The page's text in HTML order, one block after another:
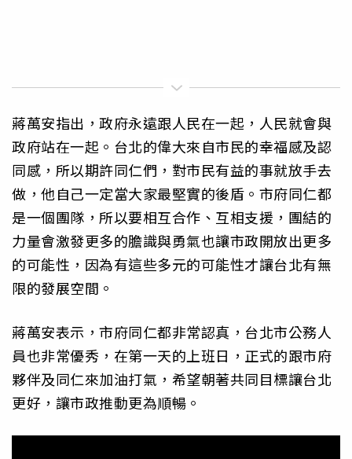
蔣萬安指出，政府永遠跟人民在一起，人民就會與
政府站在一起。台北的偉大來自市民的幸福感及認
同感，所以期許同仁們，對市民有益的事就放手去
做，他自己一定當大家最堅實的後盾。市府同仁都
是一個團隊，所以要相互合作、互相支援，團結的
力量會激發更多的膽識與勇氣也讓市政開放出更多
的可能性，因為有這些多元的可能性才讓台北有無
限的發展空間。
蔣萬安表示，市府同仁都非常認真，台北市公務人
員也非常優秀，在第一天的上班日，正式的跟市府
夥伴及同仁來加油打氣，希望朝著共同目標讓台北
更好，讓市政推動更為順暢。